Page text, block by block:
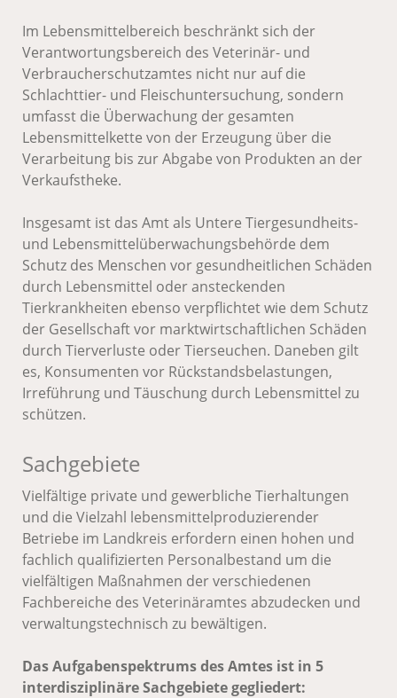
Im Lebensmittelbereich beschränkt sich der
Verantwortungsbereich des Veterinär- und
Verbraucherschutzamtes nicht nur auf die
Schlachttier- und Fleischuntersuchung, sondern
umfasst die Überwachung der gesamten
Lebensmittelkette von der Erzeugung über die
Verarbeitung bis zur Abgabe von Produkten an der
Verkaufstheke.
Insgesamt ist das Amt als Untere Tiergesundheits-
und Lebensmittelüberwachungsbehörde dem
Schutz des Menschen vor gesundheitlichen Schäden
durch Lebensmittel oder ansteckenden
Tierkrankheiten ebenso verpflichtet wie dem Schutz
der Gesellschaft vor marktwirtschaftlichen Schäden
durch Tierverluste oder Tierseuchen. Daneben gilt
es, Konsumenten vor Rückstandsbelastungen,
Irreführung und Täuschung durch Lebensmittel zu
schützen.
Sachgebiete
Vielfältige private und gewerbliche Tierhaltungen
und die Vielzahl lebensmittelproduzierender
Betriebe im Landkreis erfordern einen hohen und
fachlich qualifizierten Personalbestand um die
vielfältigen Maßnahmen der verschiedenen
Fachbereiche des Veterinäramtes abzudecken und
verwaltungstechnisch zu bewältigen.
Das Aufgabenspektrums des Amtes ist in 5
interdisziplinäre Sachgebiete gegliedert: